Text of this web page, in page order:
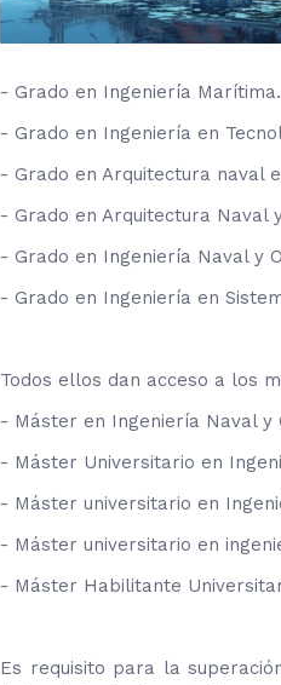
- Grado en Ingeniería
- Grado en Ingeniería en
- Grado en Arquitectura naval
- Grado en Arquitectura Naval
- Grado en Ingeniería Naval y
- Grado en Ingeniería en
Todos ellos dan acceso a los
- Máster en Ingeniería Naval y
- Máster Universitario en
- Máster universitario en
- Máster universitario en
- Máster Habilitante
Es requisito para la